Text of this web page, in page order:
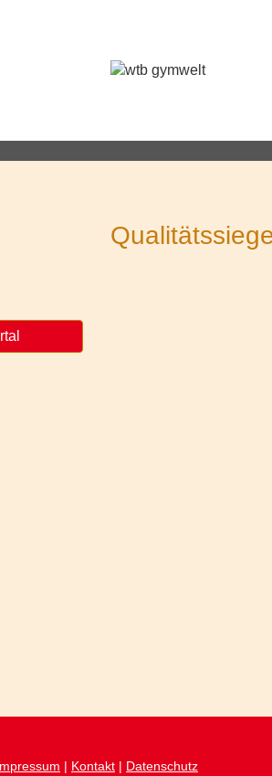
| Kontakt | Datenschutz